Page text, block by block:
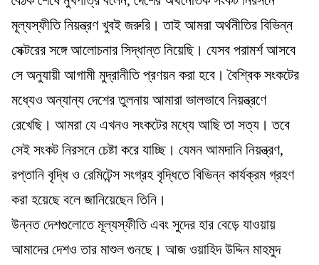
মূল্যস্ফীতি নিয়ন্ত্রণ খুবই জরুরি। তাই আমরা অর্থনীতির বিভিন্ন
সেক্টরের সঙ্গে আলোচনার সিদ্ধান্ত নিয়েছি। যেসব পরামর্শ আসবে
সে অনুযায়ী আগামী মুদ্রানীতি প্রণয়ন করা হবে। বৈশ্বিক সংকটের
মধ্যেও অন্যান্য দেশের তুলনায় আমারা ভালভাবে নিয়ন্ত্রণে
রেখেছি। আমরা যে এখনও সংকটের মধ্যে আছি তা সত্য। তবে
সেই সংকট নিরসনে চেষ্টা করে যাচ্ছি। যেমন আমদানি নিয়ন্ত্রণ,
রপ্তানি বৃদ্ধি ও রেমিটেন্স সংগ্রহ বৃদ্ধিতে বিভিন্ন কার্যক্রম গ্রহণ
করা হয়েছে বলে জানিয়েছেন তিনি।
উন্নত দেশগুলোতে মূল্যস্ফীতি এবং সুদের হার বেড়ে যাওয়ায়
আমাদের দেশও তার মাশুল গুনছে। আজ ওয়াহিদ উদ্দিন মাহমুদ